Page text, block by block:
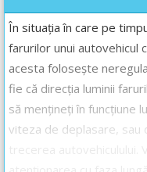
În situația în care pe
farurilor unui autovehicul
acesta folosește
fie că direcția luminii
să mențineți în funcțiune
viteza de deplasare, sau